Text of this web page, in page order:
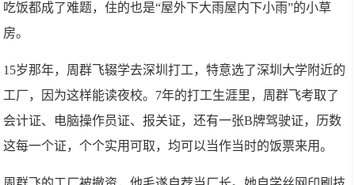
吃饭都成了难题，住的也是“屋外下大雨屋内下小雨”的小草
房。
15岁那年，周群飞辍学去深圳打工，特意选了深圳大学附近的
工厂，因为这样能读夜校。7年的打工生涯里，周群飞考取了
会计证、电脑操作员证、报关证，还有一张B牌驾驶证，历数
这每一个证，个个实用可取，均可以当作当时的饭票来用。